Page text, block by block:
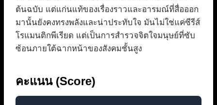
ต้นฉบับ แต่แก่นแท้ของเรื่องราวและอารมณ์ที่สื่อออก
มานั้นยังคงทรงพลังและน่าประทับใจ มันไม่ใช่แค่ซีรีส์
โรแมนติกพีเรียด แต่เป็นการสำรวจจิตใจมนุษย์ที่ซับ
ซ้อนภายใต้ฉากหน้าของสังคมชั้นสูง
คะแนน (Score)